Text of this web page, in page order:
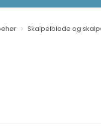
Skalpelblade og